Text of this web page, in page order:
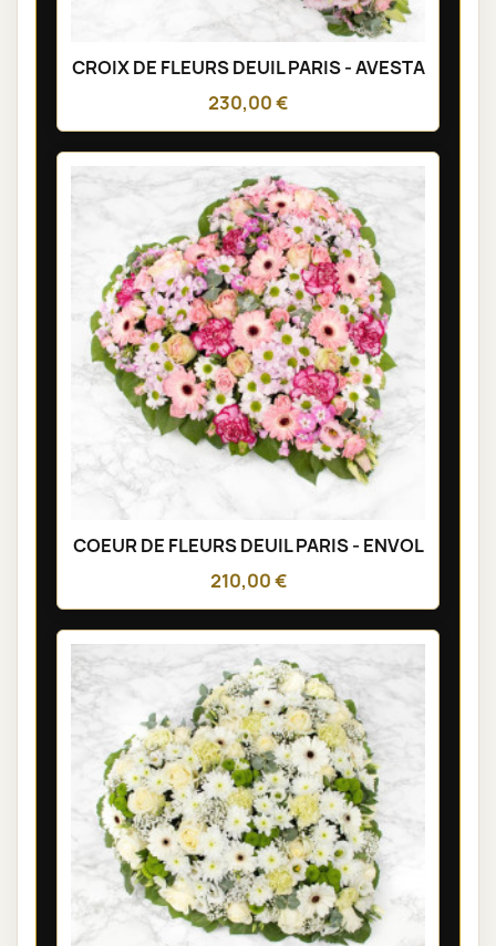
CROIX DE FLEURS DEUIL PARIS - AVESTA
230,00 €
COEUR DE FLEURS DEUIL PARIS - ENVOL
210,00 €